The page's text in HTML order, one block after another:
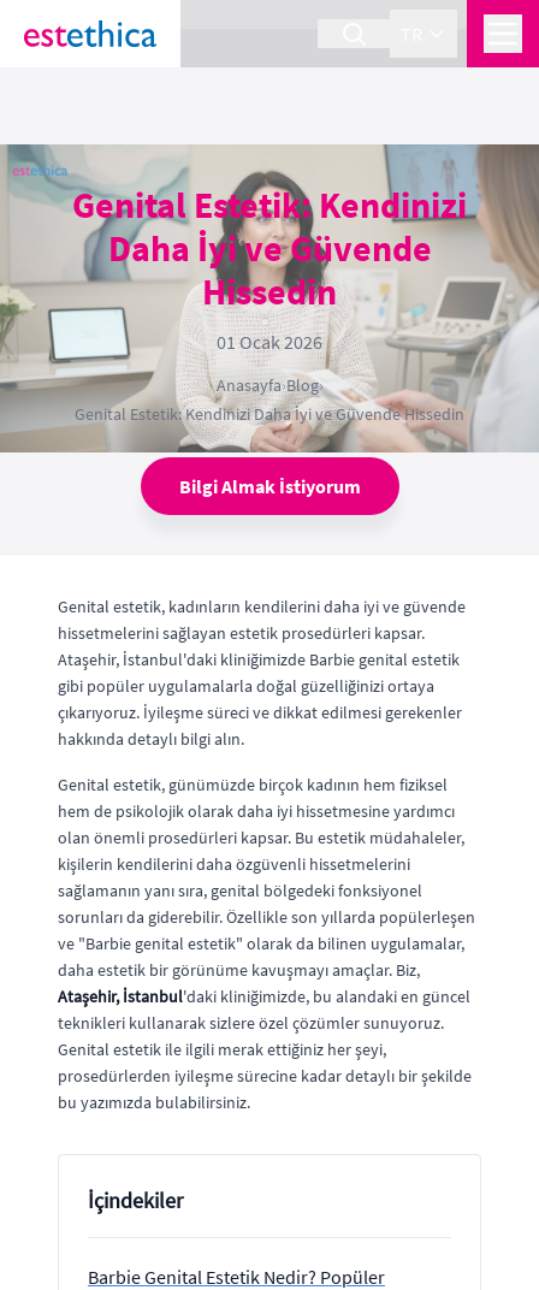
section Service {
Genital Estetik: Kendinizi
Daha İyi ve Güvende
Hissedin
01 Ocak 2026
Anasayfa›Blog›
Genital Estetik: Kendinizi Daha İyi ve Güvende Hissedin
Bilgi Almak İstiyorum
Genital estetik, kadınların kendilerini daha iyi ve güvende
hissetmelerini sağlayan estetik prosedürleri kapsar.
Ataşehir, İstanbul'daki kliniğimizde Barbie genital estetik
gibi popüler uygulamalarla doğal güzelliğinizi ortaya
çıkarıyoruz. İyileşme süreci ve dikkat edilmesi gerekenler
hakkında detaylı bilgi alın.
Genital estetik, günümüzde birçok kadının hem fiziksel
hem de psikolojik olarak daha iyi hissetmesine yardımcı
olan önemli prosedürleri kapsar. Bu estetik müdahaleler,
kişilerin kendilerini daha özgüvenli hissetmelerini
sağlamanın yanı sıra, genital bölgedeki fonksiyonel
sorunları da giderebilir. Özellikle son yıllarda popülerleşen
ve "Barbie genital estetik" olarak da bilinen uygulamalar,
daha estetik bir görünüme kavuşmayı amaçlar. Biz,
Ataşehir, İstanbul'daki kliniğimizde, bu alandaki en güncel
teknikleri kullanarak sizlere özel çözümler sunuyoruz.
Genital estetik ile ilgili merak ettiğiniz her şeyi,
prosedürlerden iyileşme sürecine kadar detaylı bir şekilde
bu yazımızda bulabilirsiniz.
İçindekiler
Barbie Genital Estetik Nedir? Popüler